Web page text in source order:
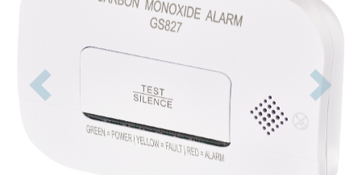
Předchozí Další